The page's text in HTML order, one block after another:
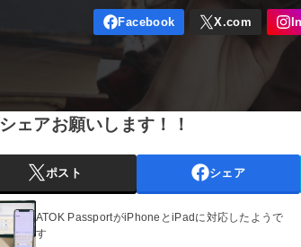
シェアお願いします！！
ポスト シェア
ATOK PassportがiPhoneとiPadに対応したようで
す